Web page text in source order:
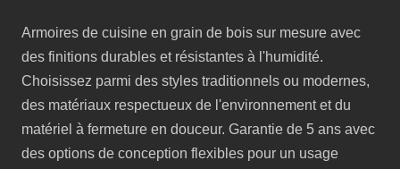
Armoires de cuisine en grain de bois sur mesure avec
des finitions durables et résistantes à l'humidité.
Choisissez parmi des styles traditionnels ou modernes,
des matériaux respectueux de l'environnement et du
matériel à fermeture en douceur. Garantie de 5 ans avec
des options de conception flexibles pour un usage